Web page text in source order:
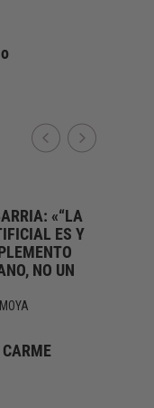
«“LA
ES Y
NO UN